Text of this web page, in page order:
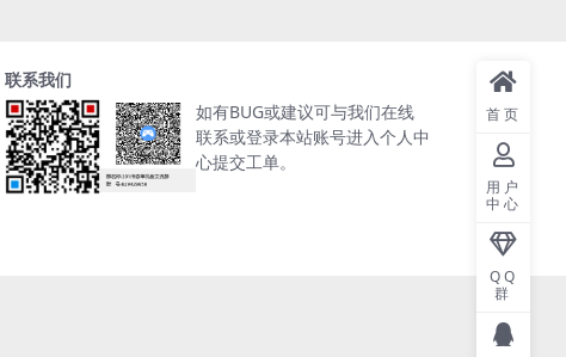
联系我们
如有BUG或建议可与我们在线
联系或登录本站账号进入个人中
心提交工单。
首页
用户
中心
QQ
群